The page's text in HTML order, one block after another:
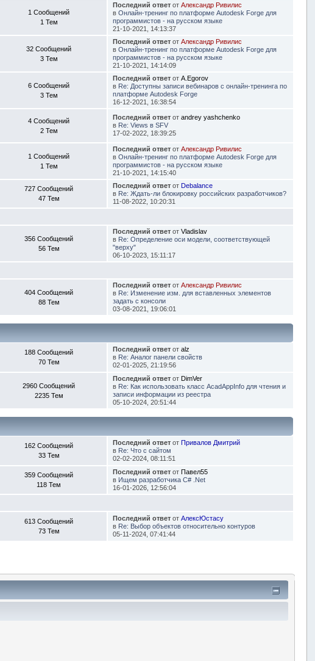
1 Сообщений
1 Тем
Последний ответот Александр Ривилис
в Онлайн-тренинг по платформе Autodesk Forge для
программистов - на русском языке
21-10-2021, 14:13:37
32 Сообщений
3 Тем
Последний ответот Александр Ривилис
в Онлайн-тренинг по платформе Autodesk Forge для
программистов - на русском языке
21-10-2021, 14:14:09
6 Сообщений
3 Тем
Последний ответот A.Egorov
в Re: Доступны записи вебинаров с онлайн-тренинга по
платформе Autodesk Forge
16-12-2021, 16:38:54
4 Сообщений
2 Тем
Последний ответот andrey yashchenko
в Re: Views в SFV
17-02-2022, 18:39:25
1 Сообщений
1 Тем
Последний ответот Александр Ривилис
в Онлайн-тренинг по платформе Autodesk Forge для
программистов - на русском языке
21-10-2021, 14:15:40
727 Сообщений
47 Тем
Последний ответот Debalance
в Re: Ждать-ли блокировку российских разработчиков?
11-08-2022, 10:20:31
356 Сообщений
56 Тем
Последний ответот Vladislav
в Re: Определение оси модели, соответствующей
"верху"
06-10-2023, 15:11:17
404 Сообщений
88 Тем
Последний ответот Александр Ривилис
в Re: Изменение изм. для вставленных элементов
задать с консоли
03-08-2021, 19:06:01
188 Сообщений
70 Тем
Последний ответот alz
в Re: Аналог панели свойств
02-01-2025, 21:19:56
2960 Сообщений
2235 Тем
Последний ответот DimVer
в Re: Как использовать класс AcadAppInfo для чтения и
записи информации из реестра
05-10-2024, 20:51:44
162 Сообщений
33 Тем
Последний ответот Привалов Дмитрий
в Re: Что с сайтом
02-02-2024, 08:11:51
359 Сообщений
118 Тем
Последний ответот Павел55
в Ищем разработчика C# .Net
16-01-2026, 12:56:04
613 Сообщений
73 Тем
Последний ответот АлексЮстасу
в Re: Выбор объектов относительно контуров
05-11-2024, 07:41:44